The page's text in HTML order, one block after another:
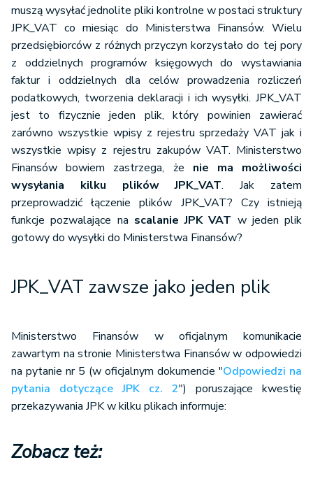
4 krok - wysyłka JPK_VAT z systemu wfirma.pl do
Ministerstwa Finansów
5 krok - pobranie UPO
muszą wysyłać jednolite pliki kontrolne w postaci struktury
JPK_VAT co miesiąc do Ministerstwa Finansów. Wielu
przedsiębiorców z różnych przyczyn korzystało do tej pory
z oddzielnych programów księgowych do wystawiania
faktur i oddzielnych dla celów prowadzenia rozliczeń
podatkowych, tworzenia deklaracji i ich wysyłki. JPK_VAT
jest to fizycznie jeden plik, który powinien zawierać
zarówno wszystkie wpisy z rejestru sprzedaży VAT jak i
wszystkie wpisy z rejestru zakupów VAT. Ministerstwo
Finansów bowiem zastrzega, że nie ma możliwości
wysyłania kilku plików JPK_VAT. Jak zatem
przeprowadzić łączenie plików JPK_VAT? Czy istnieją
funkcje pozwalające na scalanie JPK VAT w jeden plik
gotowy do wysyłki do Ministerstwa Finansów?
JPK_VAT zawsze jako jeden plik
Ministerstwo Finansów w oficjalnym komunikacie
zawartym na stronie Ministerstwa Finansów w odpowiedzi
na pytanie nr 5 (w oficjalnym dokumencie "Odpowiedzi na
pytania dotyczące JPK cz. 2") poruszające kwestię
przekazywania JPK w kilku plikach informuje:
Zobacz też: